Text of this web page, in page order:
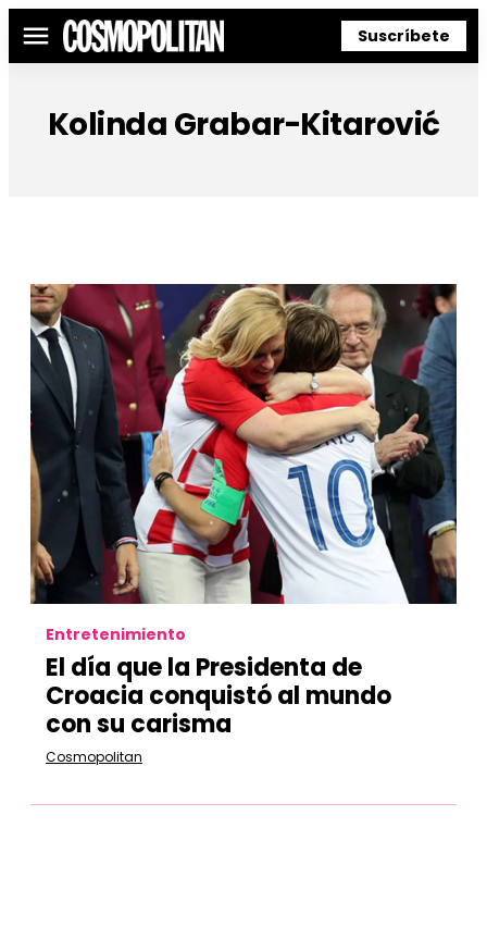
Menú Suscríbete
Kolinda Grabar-Kitarović
Entretenimiento
El día que la Presidenta de
Croacia conquistó al mundo
con su carisma
Cosmopolitan